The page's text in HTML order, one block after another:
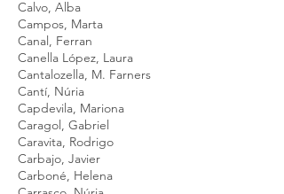
Calvo, Alba
Campos, Marta
Canal, Ferran
Canella López, Laura
Cantalozella, M. Farners
Cantí, Núria
Capdevila, Mariona
Caragol, Gabriel
Caravita, Rodrigo
Carbajo, Javier
Carboné, Helena